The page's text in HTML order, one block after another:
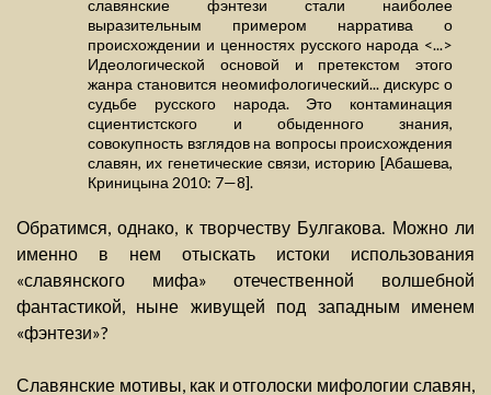
славянские фэнтези стали наиболее
выразительным примером нарратива о
происхождении и ценностях русского народа <...>
Идеологической основой и претекстом этого
жанра становится неомифологический... дискурс о
судьбе русского народа. Это контаминация
сциентистского и обыденного знания,
совокупность взглядов на вопросы происхождения
славян, их генетические связи, историю [Абашева,
Криницына 2010: 7—8].
Обратимся, однако, к творчеству Булгакова. Можно ли
именно в нем отыскать истоки использования
«славянского мифа» отечественной волшебной
фантастикой, ныне живущей под западным именем
«фэнтези»?
Славянские мотивы, как и отголоски мифологии славян,